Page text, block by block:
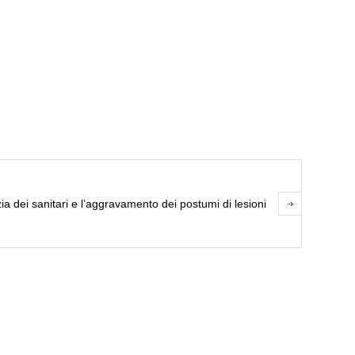
dei sanitari e l’aggravamento dei postumi di lesioni